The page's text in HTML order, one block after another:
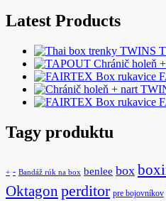
Latest Products
Tagy produktu
+ - Bandáž rúk na box benlee box
Oktagon perditor pre bojovníkov